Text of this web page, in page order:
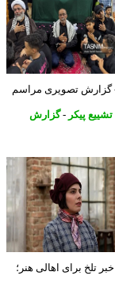
تصویری مراسم
پیکر -گزارش
برای اهالی هنر؛